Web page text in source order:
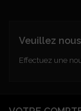
Veuillez
Effectuez une